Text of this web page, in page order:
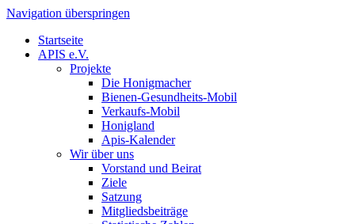
Navigation überspringen
Startseite
APIS e.V.
Projekte
Die Honigmacher
Bienen-Gesundheits-Mobil
Verkaufs-Mobil
Honigland
Apis-Kalender
Wir über uns
Vorstand und Beirat
Ziele
Satzung
Mitgliedsbeiträge